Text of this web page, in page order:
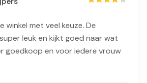
winkel met veel keuze. De
leuk en kijkt goed naar wat
goedkoop en voor iedere vrouw